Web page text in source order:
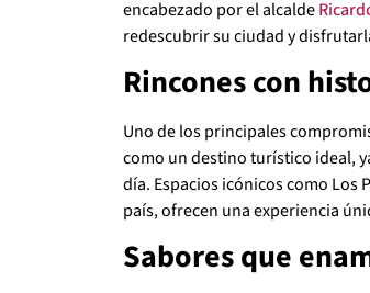
encabezado por el alcalde
redescubrir su ciudad y
Rincones con
Uno de los principales
como un destino turístico ideal,
día. Espacios icónicos como
país, ofrecen una experiencia
Sabores que